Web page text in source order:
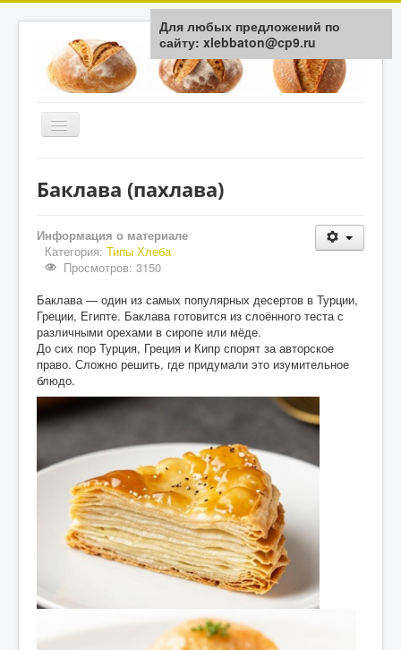
Включить/
История
Типы Хлеба
Мука / Крупа
Технологии
Обратная связь
Баклава (пахлава)
Информация о материале
Категория: Типы Хлеба
Просмотров: 3150
Баклава — один из самых популярных десертов в Турции,
Греции, Египте. Баклава готовится из слоённого теста с
различными орехами в сиропе или мёде.
До сих пор Турция, Греция и Кипр спорят за авторское
право. Сложно решить, где придумали это изумительное
блюдо.
Для любых предложений по
сайту: xlebbaton@cp9.ru